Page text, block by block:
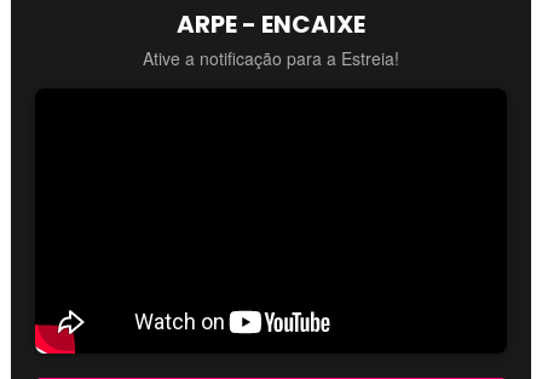
ARPE - ENCAIXE
Ative a notificação para a Estreia!